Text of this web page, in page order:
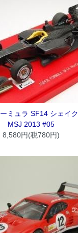
ミュラ SF14 シェイ
MSJ 2013 #05
8,580円(税780円)